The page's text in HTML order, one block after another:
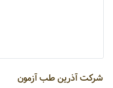
شرکت آذرین طب آزمون